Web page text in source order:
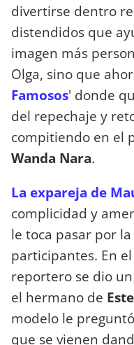
divertirse dentro
distendidos que
imagen más
Olga, sino que
Famosos' donde
del repechaje y
compitiendo en el
Wanda Nara.
La expareja de
complicidad y
le toca pasar por
participantes. En
reportero se dio
el hermano de
modelo le
que se vienen